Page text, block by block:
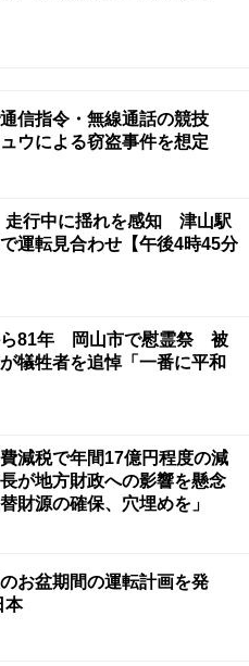
信指令・無線通話の競技
ウによる窃盗事件を想定
行中に揺れを感知 津山駅
運転見合わせ【午後4時45分
ら81年 岡山市で慰霊祭 被
犠牲者を追悼「一番に平和
減税で年間17億円程度の減
が地方財政への影響を懸念
財源の確保、穴埋めを」
お盆期間の運転計画を発
本